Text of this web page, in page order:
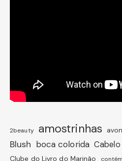
2beauty amostrinhas avon
Blush boca colorida Cabelo
Clube do Livro do Marinão